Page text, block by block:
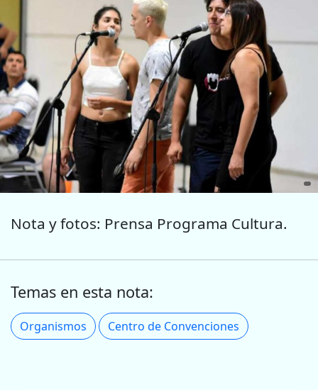
Nota y fotos: Prensa Programa Cultura.
Temas en esta nota:
Organismos Centro de Convenciones